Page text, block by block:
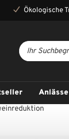
Ökologische
Anlässe